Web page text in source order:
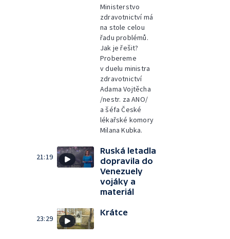
Ministerstvo
zdravotnictví má
na stole celou
řadu problémů.
Jak je řešit?
Probereme
v duelu ministra
zdravotnictví
Adama Vojtěcha
/nestr. za ANO/
a šéfa České
lékařské komory
Milana Kubka.
21:19
Ruská letadla
dopravila do
Venezuely
vojáky a
materiál
23:29
Krátce